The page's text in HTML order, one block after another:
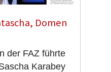
Domen
der FAZ führte
Karabey